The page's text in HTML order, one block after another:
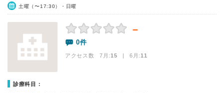
土曜（〜17:30）・日曜
－
0件
アクセス数 7月:15 | 6月:11
診療科目：